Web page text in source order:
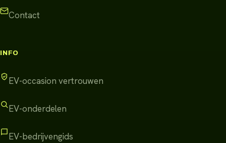
Contact
INFO
EV-occasion vertrouwen
EV-onderdelen
EV-bedrijvengids